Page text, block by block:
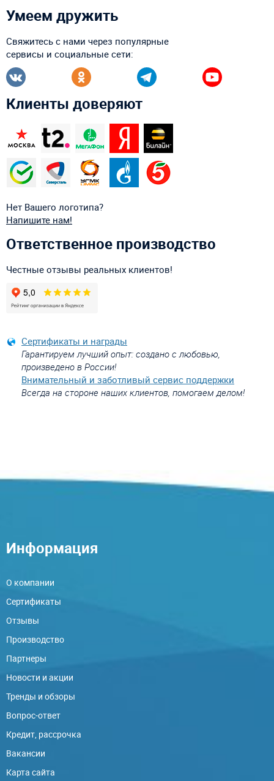
Умеем дружить
Свяжитесь с нами через популярные
сервисы и социальные сети:
Клиенты доверяют
Нет Вашего логотипа?
Напишите нам!
Ответственное производство
Честные отзывы реальных клиентов!
Сертификаты и награды
Гарантируем лучший опыт: создано с любовью,
произведено в России!
Внимательный и заботливый сервис поддержки
Всегда на стороне наших клиентов, помогаем делом!
Информация
О компании
Сертификаты
Отзывы
Производство
Партнеры
Новости и акции
Тренды и обзоры
Вопрос-ответ
Кредит, рассрочка
Вакансии
Карта сайта